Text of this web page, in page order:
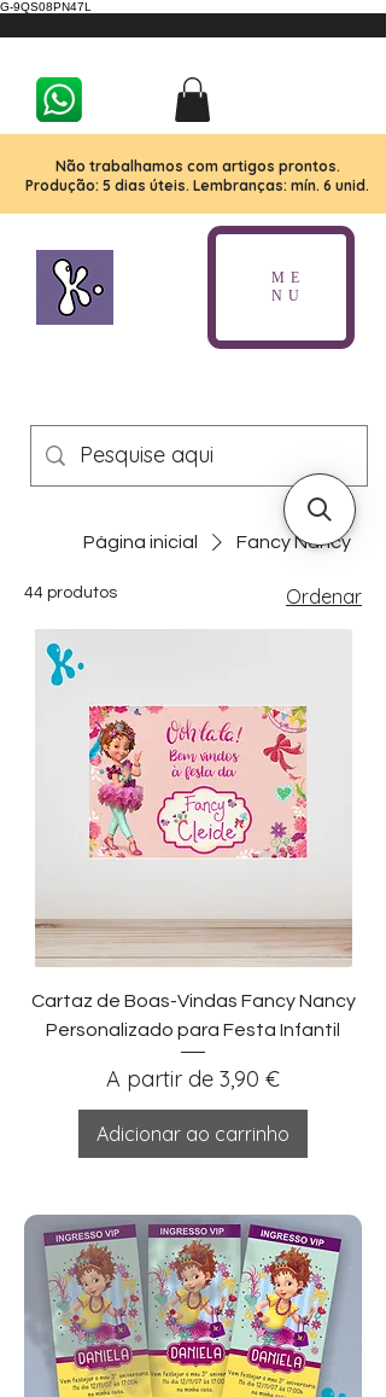
G-9QS08PN47L
Não trabalhamos com artigos prontos.
Produção: 5 dias úteis. Lembranças: mín. 6 unid.
ME
NU
Página inicial Fancy Nancy
44 produtos Ordenar
Cartaz de Boas-Vindas Fancy Nancy
Personalizado para Festa Infantil
A partir de 3,90 €
Preço promocional
Adicionar ao carrinho